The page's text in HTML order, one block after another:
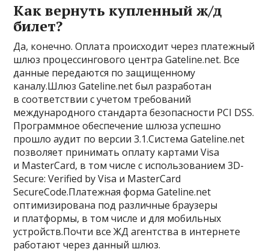
Как вернуть купленный ж/д
билет?
Да, конечно. Оплата происходит через платежный
шлюз процессингового центра Gateline.net. Все
данные передаются по защищенному
каналу.Шлюз Gateline.net был разработан
в соответствии с учетом требований
международного стандарта безопасности PCI DSS.
Программное обеспечение шлюза успешно
прошло аудит по версии 3.1.Система Gateline.net
позволяет принимать оплату картами Visa
и MasterCard, в том числе с использованием 3D-
Secure: Verified by Visa и MasterCard
SecureCode.Платежная форма Gateline.net
оптимизирована под различные браузеры
и платформы, в том числе и для мобильных
устройств.Почти все ЖД агентства в интернете
работают через данный шлюз.